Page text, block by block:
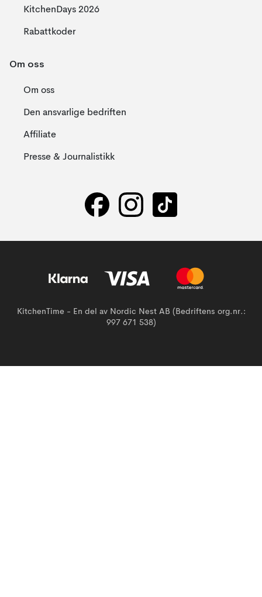
KitchenDays 2026
Rabattkoder
Om oss
Om oss
Den ansvarlige bedriften
Affiliate
Presse & Journalistikk
KitchenTime - En del av Nordic Nest AB (Bedriftens org.nr.:
997 671 538)